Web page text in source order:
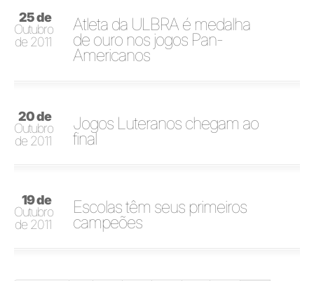
25 de
Outubro
de 2011
Atleta da ULBRA é medalha
de ouro nos jogos Pan-
Americanos
20 de
Outubro
de 2011
Jogos Luteranos chegam ao
final
19 de
Outubro
de 2011
Escolas têm seus primeiros
campeões